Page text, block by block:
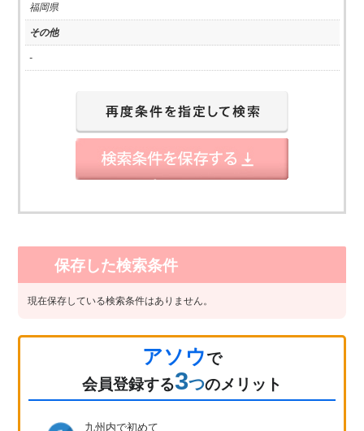
福岡県
その他
-
保存した検索条件
現在保存している検索条件はありません。
アソウで
会員登録する3つのメリット
九州内で初めて